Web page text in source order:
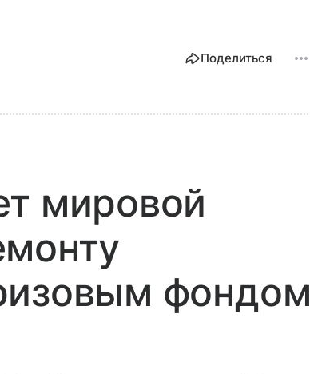
Поделиться
мировой
фондом